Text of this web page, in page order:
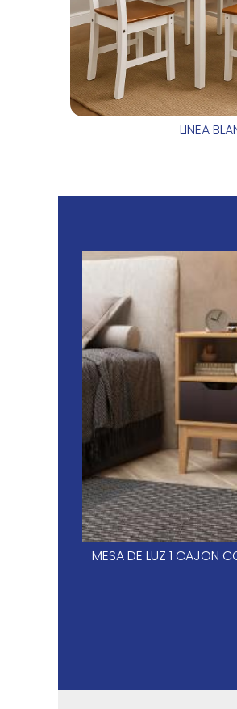
LINEA
MESA DE LUZ 1 CAJON